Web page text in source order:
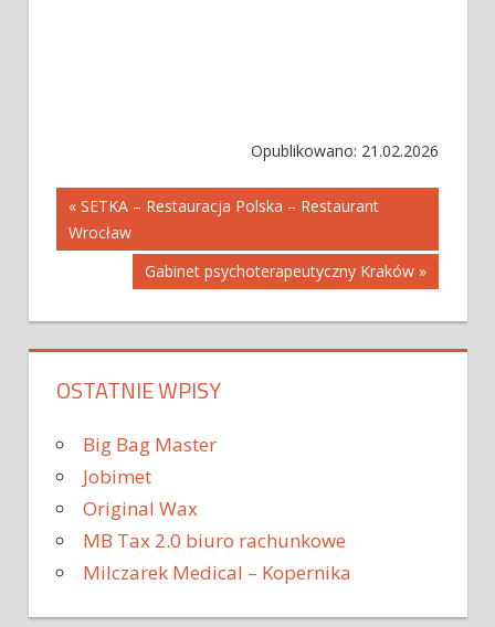
Opublikowano: 21.02.2026
Nawigacja
wpisu
« SETKA – Restauracja Polska – Restaurant
Wrocław
Gabinet psychoterapeutyczny Kraków »
OSTATNIE WPISY
Big Bag Master
Jobimet
Original Wax
MB Tax 2.0 biuro rachunkowe
Milczarek Medical – Kopernika